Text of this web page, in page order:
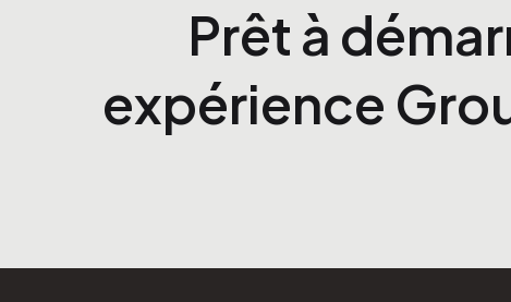
Prêt à
expérience